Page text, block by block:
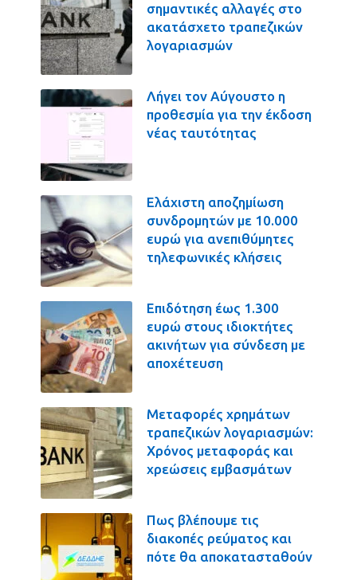
σημαντικές αλλαγές στο
ακατάσχετο τραπεζικών
λογαριασμών
Λήγει τον Αύγουστο η
προθεσμία για την έκδοση
νέας ταυτότητας
Ελάχιστη αποζημίωση
συνδρομητών με 10.000
ευρώ για ανεπιθύμητες
τηλεφωνικές κλήσεις
Επιδότηση έως 1.300
ευρώ στους ιδιοκτήτες
ακινήτων για σύνδεση με
αποχέτευση
Μεταφορές χρημάτων
τραπεζικών λογαριασμών:
Χρόνος μεταφοράς και
χρεώσεις εμβασμάτων
Πως βλέπουμε τις
διακοπές ρεύματος και
πότε θα αποκατασταθούν